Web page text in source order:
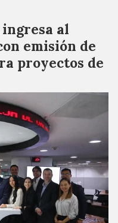
al
emisión de
proyectos de